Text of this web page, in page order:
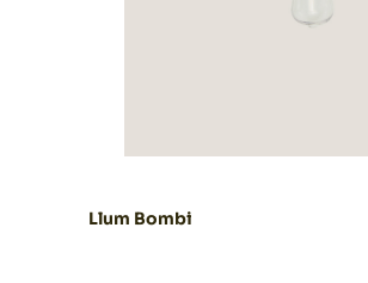
Llum Bombi